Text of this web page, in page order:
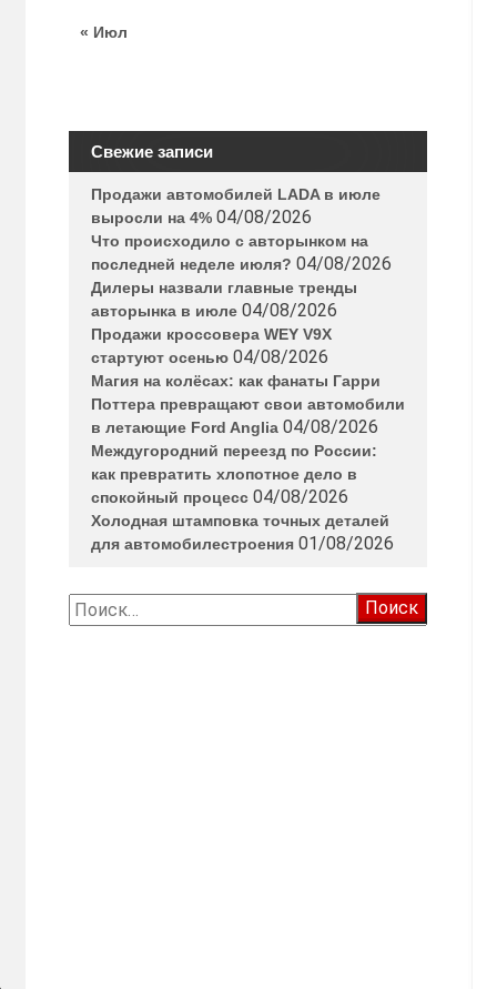
« Июл
Свежие записи
Продажи автомобилей LADA в июле
выросли на 4% 04/08/2026
Что происходило с авторынком на
последней неделе июля? 04/08/2026
Дилеры назвали главные тренды
авторынка в июле 04/08/2026
Продажи кроссовера WEY V9X
стартуют осенью 04/08/2026
Магия на колёсах: как фанаты Гарри
Поттера превращают свои автомобили
в летающие Ford Anglia 04/08/2026
Междугородний переезд по России:
как превратить хлопотное дело в
спокойный процесс 04/08/2026
Холодная штамповка точных деталей
для автомобилестроения 01/08/2026
Найти: